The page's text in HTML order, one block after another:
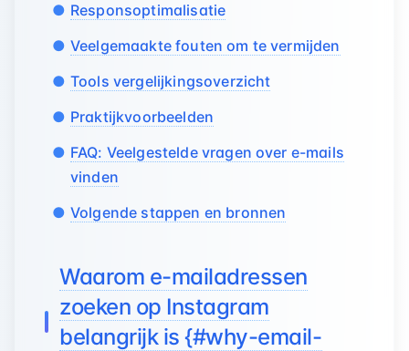
Responsoptimalisatie
Veelgemaakte fouten om te vermijden
Tools vergelijkingsoverzicht
Praktijkvoorbeelden
FAQ: Veelgestelde vragen over e-mails
vinden
Volgende stappen en bronnen
Waarom e-mailadressen
zoeken op Instagram
belangrijk is {#why-email-